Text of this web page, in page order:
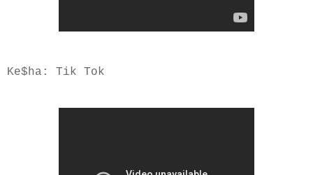
Ke$ha: Tik Tok